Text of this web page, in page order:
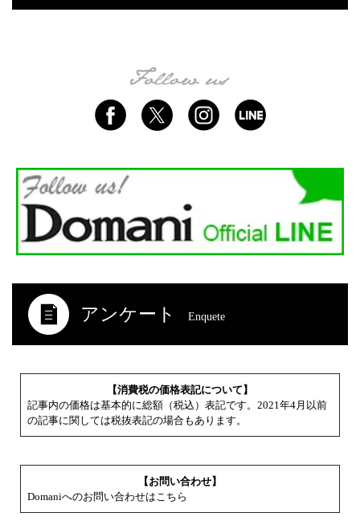
アンケート Enquete
【消費税の価格表記について】
記事内の価格は基本的に総額（税込）表記です。2021年4月以前
の記事に関しては税抜表記の場合もあります。
【お問い合わせ】
Domaniへのお問い合わせはこちら